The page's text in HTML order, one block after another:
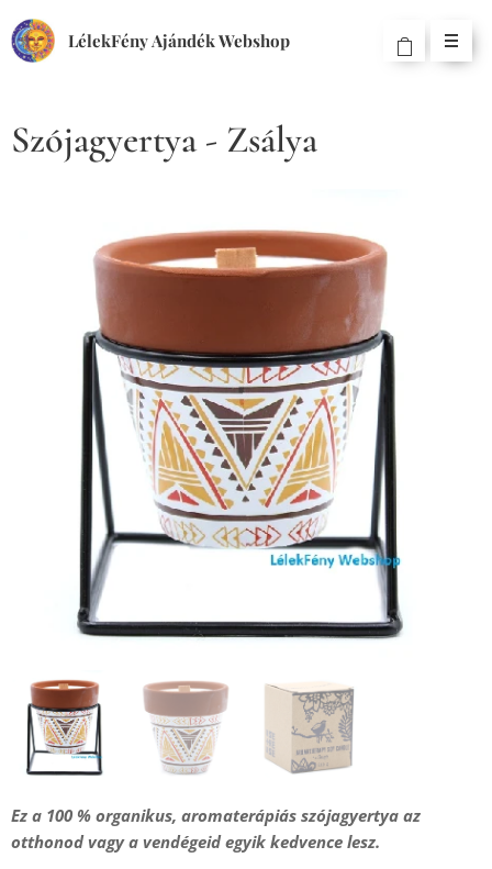
LélekFény Ajándék Webshop
Szójagyertya - Zsálya
Ez a 100 % organikus, aromaterápiás szójagyertya az
otthonod vagy a vendégeid egyik kedvence lesz.